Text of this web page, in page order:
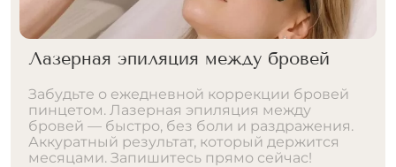
Лазерная эпиляция подбородка
Гормональная зона под контролем лазера.
Эпиляция подбородка — решение для тех,
кто устал от ежедневной борьбы с волосами.
Оставьте заявку прямо сейчас и наши
операторы свяжутся с вами.